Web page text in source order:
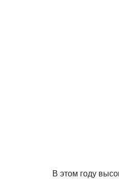
В этом году